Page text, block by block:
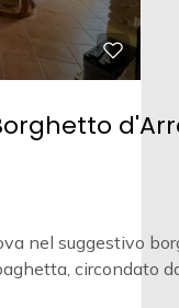
nel suggestivo
circondato